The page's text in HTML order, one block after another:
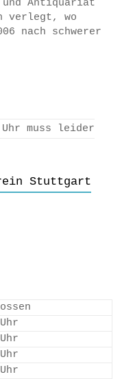
und Antiquariat
verlegt, wo
nach schwerer
Uhr muss leider
Stuttgart